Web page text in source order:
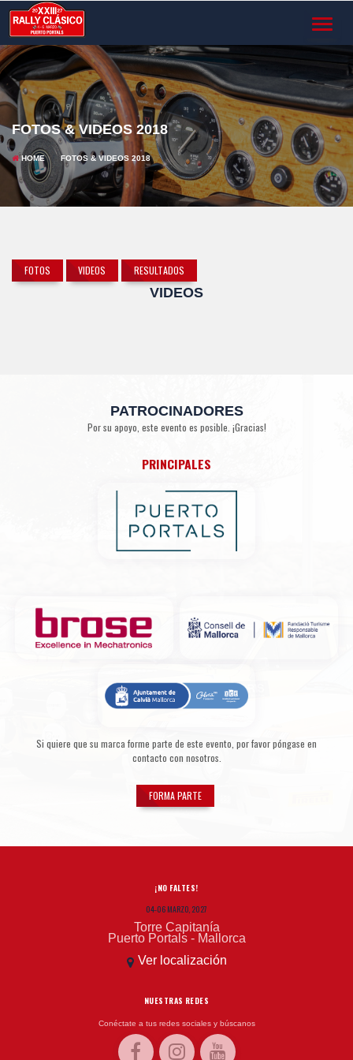
FOTOS & VIDEOS 2018
HOME FOTOS & VIDEOS 2018
FOTOS VIDEOS RESULTADOS
VIDEOS
PATROCINADORES
Por su apoyo, este evento es posible. ¡Gracias!
PRINCIPALES
Si quiere que su marca forme parte de este evento, por favor póngase en
contacto con nosotros.
FORMA PARTE
¡NO FALTES!
04-06 MARZO, 2027
Torre Capitanía
Puerto Portals - Mallorca
Ver localización
NUESTRAS REDES
Conéctate a tus redes sociales y búscanos